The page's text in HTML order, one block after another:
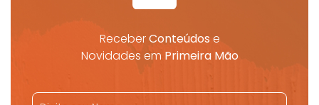
ReceberConteúdose
Novidades em Primeira Mão